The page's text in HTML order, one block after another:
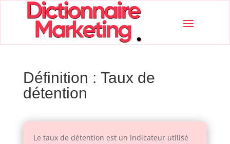
Définition : Taux de
détention
Le taux de détention est un indicateur utilisé